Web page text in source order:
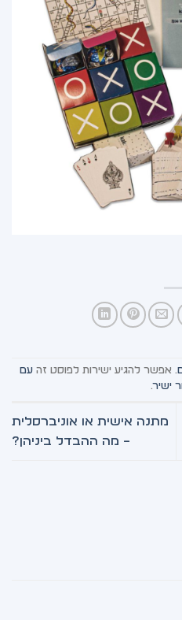
. אפשר להגיע ישירות לפוסט זה עם
ישיר.
מתנה אישית או אוניברסלית
– מה ההבדל ביניהן?